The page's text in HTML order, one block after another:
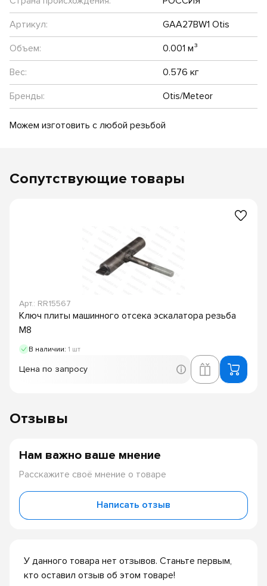
Артикул:
GAA27BW1 Otis
Объем:
0.001 м³
Вес:
0.576 кг
Бренды:
Otis/Meteor
Можем изготовить с любой резьбой
Сопутствующие товары
Арт.: RR15567
Ключ плиты машинного отсека эскалатора резьба
M8
В наличии: 1 шт
Цена по запросу
Отзывы
У данного товара нет отзывов. Станьте первым,
кто оставил отзыв об этом товаре!
Нам важно ваше мнение
Расскажите своё мнение о товаре
Написать отзыв